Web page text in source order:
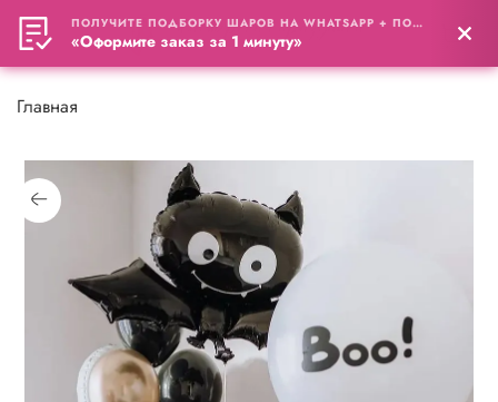
0
Главная
ПОЛУЧИТЕ ПОДБОРКУ ШАРОВ НА WHATSAPP + ПОДАРОК
«Оформите заказ за 1 минуту»